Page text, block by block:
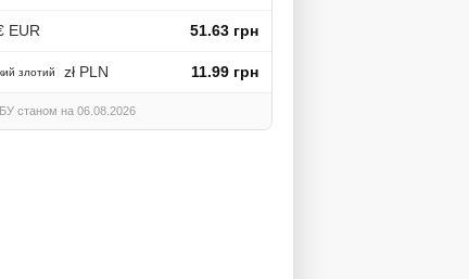
EUR 51.63 грн
злотий zł PLN 11.99 грн
станом на 06.08.2026